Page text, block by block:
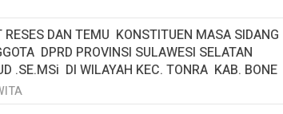
RESES DAN TEMU KONSTITUEN MASA SIDANG
DPRD PROVINSI SULAWESI SELATAN
.SE.MSi DI WILAYAH KEC. TONRA KAB. BONE